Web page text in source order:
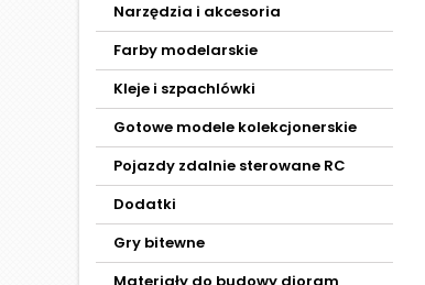
Narzędzia i akcesoria
Farby modelarskie
Kleje i szpachlówki
Gotowe modele kolekcjonerskie
Pojazdy zdalnie sterowane RC
Dodatki
Gry bitewne